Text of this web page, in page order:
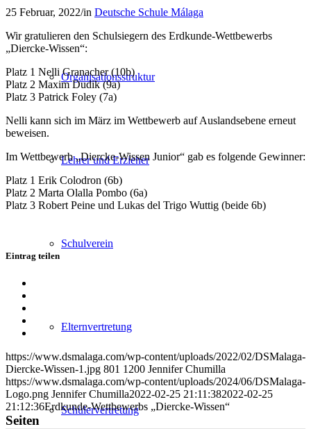
Organisationsstruktur
Lehrer und Erzieher
Schulverein
Elternvertretung
Schülervertretung
25 Februar, 2022/in Deutsche Schule Málaga
Wir gratulieren den Schulsiegern des Erdkunde-Wettbewerbs
„Diercke-Wissen“:
Platz 1 Nelli Granacher (10b)
Platz 2 Maxim Dudik (9a)
Platz 3 Patrick Foley (7a)
Nelli kann sich im März im Wettbewerb auf Auslandsebene erneut
beweisen.
Im Wettbewerb „Diercke-Wissen Junior“ gab es folgende Gewinner:
Platz 1 Erik Colodron (6b)
Platz 2 Marta Olalla Pombo (6a)
Platz 3 Robert Peine und Lukas del Trigo Wuttig (beide 6b)
Eintrag teilen
WhatsApp
Mail
teilen
https://www.dsmalaga.com/wp-content/uploads/2022/02/DSMalaga-
Diercke-Wissen-1.jpg 801 1200 Jennifer Chumilla
https://www.dsmalaga.com/wp-content/uploads/2024/06/DSMalaga-
Logo.png Jennifer Chumilla2022-02-25 21:11:382022-02-25
21:12:36Erdkunde-Wettbewerbs „Diercke-Wissen“
Seiten